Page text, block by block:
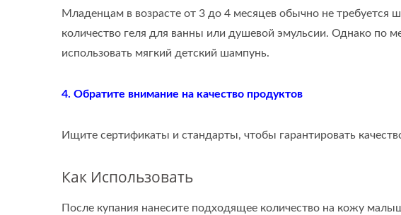
Младенцам в возрасте от 3 до 4 месяцев обычно не требуется
количество геля для ванны или душевой эмульсии. Однако по
использовать мягкий детский шампунь.
4. Обратите внимание на качество продуктов
Ищите сертификаты и стандарты, чтобы гарантировать
Как Использовать
После купания нанесите подходящее количество на кожу